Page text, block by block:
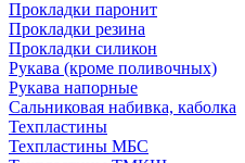
Прокладки паронит
Прокладки резина
Прокладки силикон
Рукава (кроме поливочных)
Рукава напорные
Сальниковая набивка, каболка
Техпластины
Техпластины МБС